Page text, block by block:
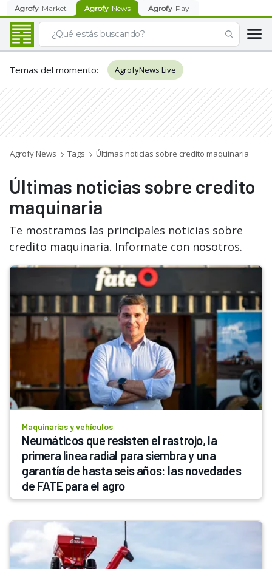
Agrofy Market Agrofy News Agrofy Pay
Temas del momento: AgrofyNews Live
Agrofy News Tags Últimas noticias sobre credito maquinaria
Últimas noticias sobre credito
maquinaria
Te mostramos las principales noticias sobre
credito maquinaria. Informate con nosotros.
Maquinarias y vehículos
Neumáticos que resisten el rastrojo, la
primera linea radial para siembra y una
garantía de hasta seis años: las novedades
de FATE para el agro